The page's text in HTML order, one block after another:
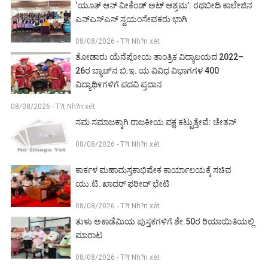
‘ಯೂತ್ ಆನ್ ವೀಕೆಂಡ್ ಅಟ್ ಆಶ್ರಮ’: ರಥಬೀದಿ ಕಾಲೇಜಿನ
ಎನ್‌ಎಸ್‌ಎಸ್ ಸ್ವಯಂಸೇವಕರು ಭಾಗಿ
08/08/2026 - T?t Nh?n xét
ತೋಡಾರು ಯೆನೆಪೋಯ ತಾಂತ್ರಿಕ ವಿದ್ಯಾಲಯದ 2022–
26ರ ಬ್ಯಾಚ್‌ನ ಬಿ.ಇ. ಯ ವಿವಿಧ ವಿಭಾಗಗಳ 400
ವಿದ್ಯಾಥಿ೯ಗಳಿಗೆ ಪದವಿ ಪ್ರದಾನ
08/08/2026 - T?t Nh?n xét
ಸಮ ಸಮಾಜಕ್ಕಾಗಿ ರಾಜಕೀಯ ಪಕ್ಷ ಕಟ್ಟುತ್ತೇವೆ: ಚೇತನ್
08/08/2026 - T?t Nh?n xét
ಕಾರ್ಕಳ ಮಹಾಮಸ್ತಕಾಭಿಷೇಕ ಕಾರ್ಯಾಲಯಕ್ಕೆ ಸಚಿವ
ಯು.ಟಿ. ಖಾದರ್ ಫರೀದ್ ಭೇಟಿ
08/08/2026 - T?t Nh?n xét
ತುಳು ಅಕಾಡೆಮಿಯ ಪುಸ್ತಕಗಳಿಗೆ ಶೇ.50ರ ರಿಯಾಯಿತಿಯಲ್ಲಿ
ಮಾರಾಟ
08/08/2026 - T?t Nh?n xét